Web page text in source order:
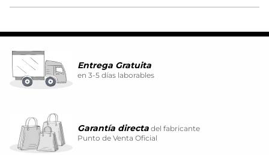
Entrega Gratuita
en 3-5 días laborables
Garantía directa del fabricante
Punto de Venta Oficial